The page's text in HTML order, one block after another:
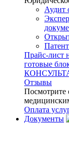
Аудит
Прайс-лист
готовые
Отзывы
Посмотрите
Оплата
Документы